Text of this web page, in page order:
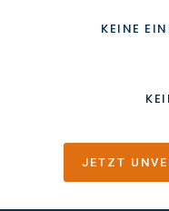
KEINE
JETZT